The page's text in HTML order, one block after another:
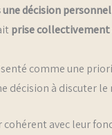
une décision
prise collectivement
comme une
décision à discuter
cohérent avec leur